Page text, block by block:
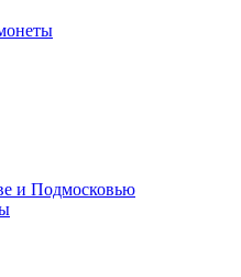
и Подмосковью